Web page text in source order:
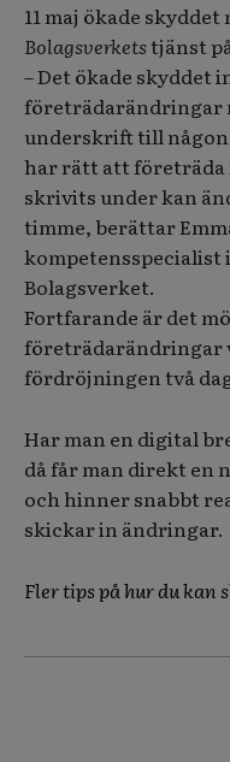
11 maj ökade
Bolagsverketstjänst
– Det ökade skyddet
företrädarändringar
underskrift till
har rätt att företräda
skrivits under kan
timme, berättar
kompetensspecialist
Bolagsverket.
Fortfarande är det
företrädarändringar
fördröjningen två
Har man en digital
då får man direkt en
och hinner snabbt
skickar in ändringar.
Fler tips på hur du kan